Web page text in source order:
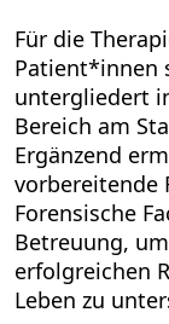
Für die
Patient*innen
untergliedert
Bereich am
Ergänzend
vorbereitende
Forensische
Betreuung,
erfolgreichen
Leben zu